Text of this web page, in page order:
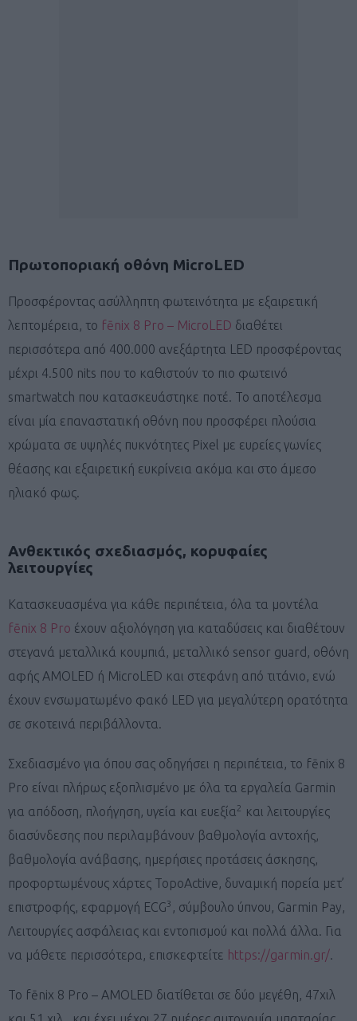
Πρωτοποριακή οθόνη MicroLED
Προσφέροντας ασύλληπτη φωτεινότητα με εξαιρετική
λεπτομέρεια, το fēnix 8 Pro – MicroLED διαθέτει
περισσότερα από 400.000 ανεξάρτητα LED προσφέροντας
μέχρι 4.500 nits που το καθιστούν το πιο φωτεινό
smartwatch που κατασκευάστηκε ποτέ. Το αποτέλεσμα
είναι μία επαναστατική οθόνη που προσφέρει πλούσια
χρώματα σε υψηλές πυκνότητες Pixel με ευρείες γωνίες
θέασης και εξαιρετική ευκρίνεια ακόμα και στο άμεσο
ηλιακό φως.
Ανθεκτικός σχεδιασμός, κορυφαίες
λειτουργίες
Κατασκευασμένα για κάθε περιπέτεια, όλα τα μοντέλα
fēnix 8 Pro έχουν αξιολόγηση για καταδύσεις και διαθέτουν
στεγανά μεταλλικά κουμπιά, μεταλλικό sensor guard, οθόνη
αφής AMOLED ή MicroLED και στεφάνη από τιτάνιο, ενώ
έχουν ενσωματωμένο φακό LED για μεγαλύτερη ορατότητα
σε σκοτεινά περιβάλλοντα.
Σχεδιασμένο για όπου σας οδηγήσει η περιπέτεια, το fēnix 8
Pro είναι πλήρως εξοπλισμένο με όλα τα εργαλεία Garmin
για απόδοση, πλοήγηση, υγεία και ευεξία 2
και λειτουργίες
διασύνδεσης που περιλαμβάνουν βαθμολογία αντοχής,
βαθμολογία ανάβασης, ημερήσιες προτάσεις άσκησης,
προφορτωμένους χάρτες TopoActive, δυναμική πορεία μετ’
επιστροφής, εφαρμογή ECG3 , σύμβουλο ύπνου, Garmin Pay,
Λειτουργίες ασφάλειας και εντοπισμού και πολλά άλλα. Για
να μάθετε περισσότερα, επισκεφτείτε https://garmin.gr/.
To fēnix 8 Pro – AMOLED διατίθεται σε δύο μεγέθη, 47χιλ